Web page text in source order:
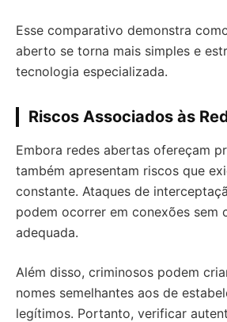
Esse comparativo demonstra
aberto se torna mais simples e
tecnologia especializada.
Riscos Associados às
Embora redes abertas ofereçam
também apresentam riscos que
constante. Ataques de
podem ocorrer em conexões sem
adequada.
Além disso, criminosos podem
nomes semelhantes aos de
legítimos. Portanto, verificar